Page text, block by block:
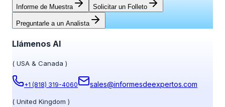
Informe de Muestra Solicitar un Folleto
Preguntarle a un Analista
Llámenos Al
( USA & Canada )
+1 (818) 319-4060 sales@informesdeexpertos.com
( United Kingdom )